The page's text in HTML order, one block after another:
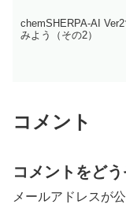
chemSHERPA-AI
みよう（その2）
コメント
コメントをど
メールアドレスが